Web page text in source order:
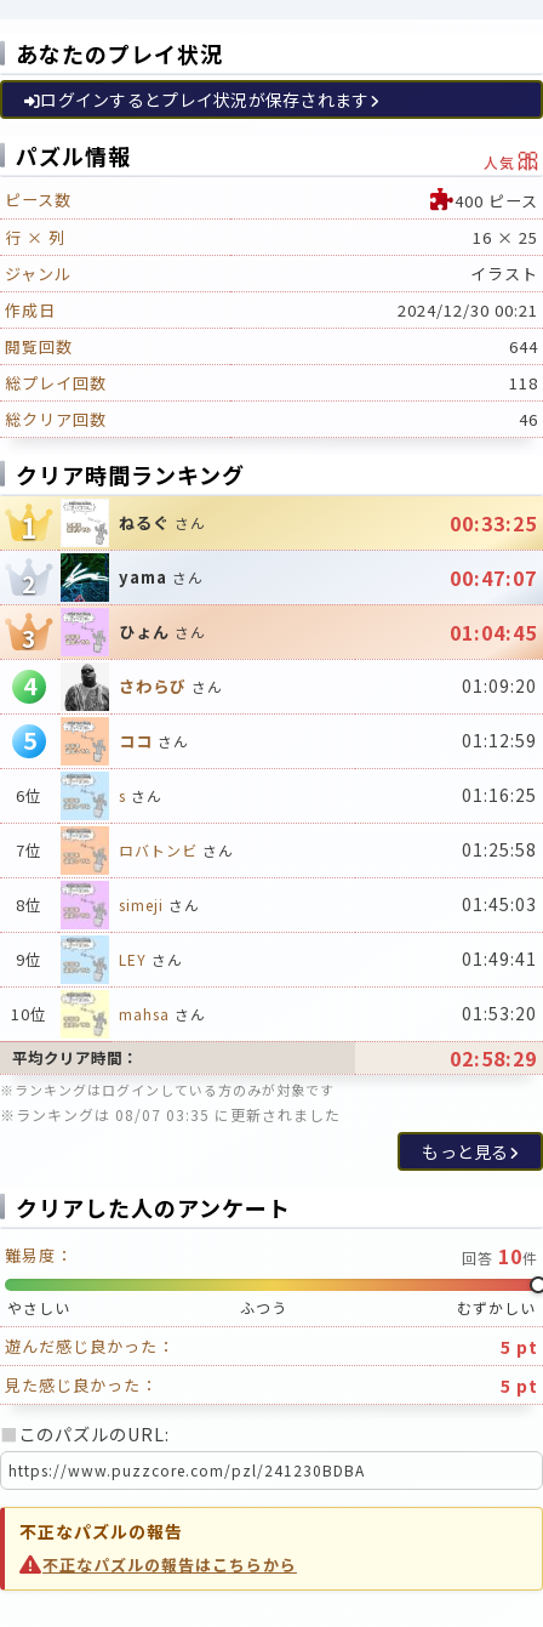
あなたのプレイ状況
ログインするとプレイ状況が保存されます
パズル情報 人気 🎀
ピース数
400 ピース
行 × 列
16 × 25
ジャンル
イラスト
作成日
2024/12/30 00:21
閲覧回数
644
総プレイ回数
118
総クリア回数
46
クリア時間ランキング
1 ねるぐ さん 00:33:25
2 yama さん 00:47:07
3 ひょん さん 01:04:45
4 さわらび さん 01:09:20
5 ココ さん 01:12:59
6位 s さん 01:16:25
7位 ロバトンビ さん 01:25:58
8位 simeji さん 01:45:03
9位 LEY さん 01:49:41
10位 mahsa さん 01:53:20
平均クリア時間： 02:58:29
※ランキングはログインしている方のみが対象です
※ランキングは 08/07 03:35 に更新されました
もっと見る
クリアした人のアンケート
難易度： 回答 10件
やさしい ふつう むずかしい
遊んだ感じ良かった： 5 pt
見た感じ良かった：
5 pt
■ このパズルのURL:
不正なパズルの報告
不正なパズルの報告はこちらから